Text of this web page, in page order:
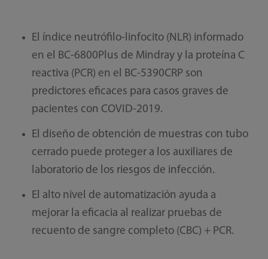
El índice neutrófilo-linfocito (NLR) informado
en el BC-6800Plus de Mindray y la proteína C
reactiva (PCR) en el BC-5390CRP son
predictores eficaces para casos graves de
pacientes con COVID-2019.
El diseño de obtención de muestras con tubo
cerrado puede proteger a los auxiliares de
laboratorio de los riesgos de infección.
El alto nivel de automatización ayuda a
mejorar la eficacia al realizar pruebas de
recuento de sangre completo (CBC) + PCR.